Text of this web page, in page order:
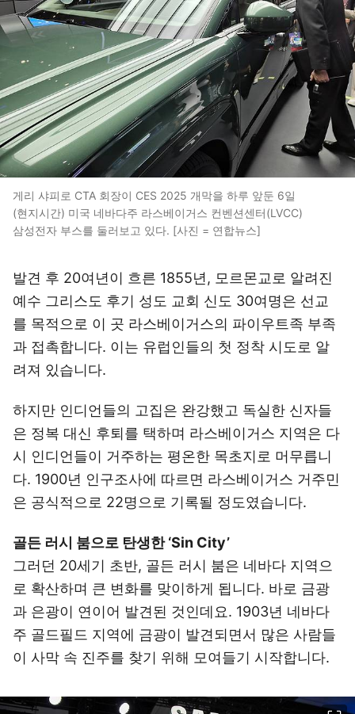
게리 샤피로 CTA 회장이 CES 2025 개막을 하루 앞둔 6일
(현지시간) 미국 네바다주 라스베이거스 컨벤션센터(LVCC)
삼성전자 부스를 둘러보고 있다. [사진 = 연합뉴스]
발견 후 20여년이 흐른 1855년, 모르몬교로 알려진
예수 그리스도 후기 성도 교회 신도 30여명은 선교
를 목적으로 이 곳 라스베이거스의 파이우트족 부족
과 접촉합니다. 이는 유럽인들의 첫 정착 시도로 알
려져 있습니다.
하지만 인디언들의 고집은 완강했고 독실한 신자들
은 정복 대신 후퇴를 택하며 라스베이거스 지역은 다
시 인디언들이 거주하는 평온한 목초지로 머무릅니
다. 1900년 인구조사에 따르면 라스베이거스 거주민
은 공식적으로 22명으로 기록될 정도였습니다.
골든 러시 붐으로 탄생한 ‘Sin City’
그러던 20세기 초반, 골든 러시 붐은 네바다 지역으
로 확산하며 큰 변화를 맞이하게 됩니다. 바로 금광
과 은광이 연이어 발견된 것인데요. 1903년 네바다
주 골드필드 지역에 금광이 발견되면서 많은 사람들
이 사막 속 진주를 찾기 위해 모여들기 시작합니다.